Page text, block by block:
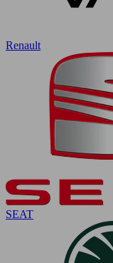
Renault
SEAT